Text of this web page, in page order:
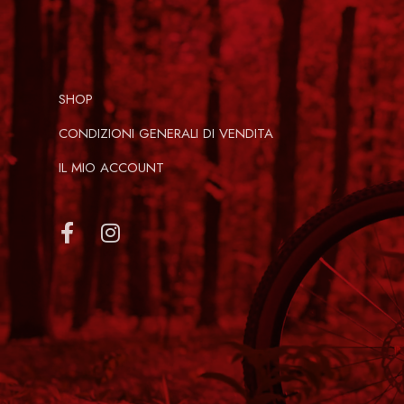
Grafiche disponibili
Bloody skull, Military, Usa flag
Istruzioni
multilingua (IT/EN/FR) incluse
Peso massimo utilizzatore consigliato
60 kg
SHOP
CONDIZIONI GENERALI DI VENDITA
IL MIO ACCOUNT